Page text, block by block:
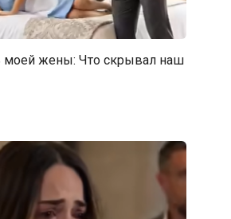
моей жены: Что скрывал наш